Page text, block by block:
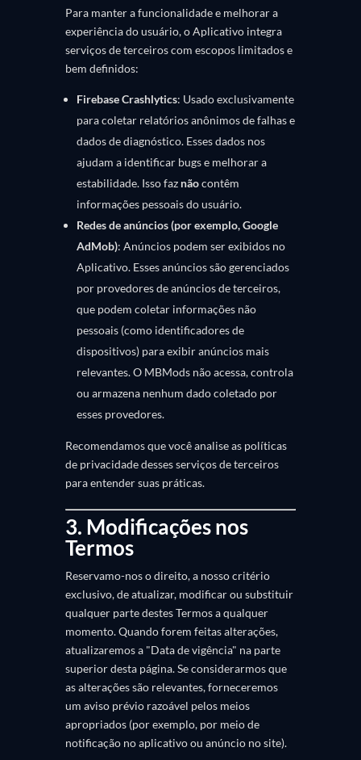
Para manter a funcionalidade e melhorar a
experiência do usuário, o Aplicativo integra
serviços de terceiros com escopos limitados e
bem definidos:
Firebase Crashlytics: Usado exclusivamente
para coletar relatórios anônimos de falhas e
dados de diagnóstico. Esses dados nos
ajudam a identificar bugs e melhorar a
estabilidade. Isso faz nãocontêm
informações pessoais do usuário.
Redes de anúncios (por exemplo, Google
AdMob): Anúncios podem ser exibidos no
Aplicativo. Esses anúncios são gerenciados
por provedores de anúncios de terceiros,
que podem coletar informações não
pessoais (como identificadores de
dispositivos) para exibir anúncios mais
relevantes. O MBMods não acessa, controla
ou armazena nenhum dado coletado por
esses provedores.
Recomendamos que você analise as políticas
de privacidade desses serviços de terceiros
para entender suas práticas.
3. Modificações nos
Termos
Reservamo-nos o direito, a nosso critério
exclusivo, de atualizar, modificar ou substituir
qualquer parte destes Termos a qualquer
momento. Quando forem feitas alterações,
atualizaremos a "Data de vigência" na parte
superior desta página. Se considerarmos que
as alterações são relevantes, forneceremos
um aviso prévio razoável pelos meios
apropriados (por exemplo, por meio de
notificação no aplicativo ou anúncio no site).